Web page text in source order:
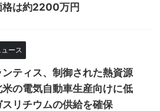
格は約2200万円
ュース
ンティス、制御された熱資源
の電気自動車生産向けに低
リチウムの供給を確保